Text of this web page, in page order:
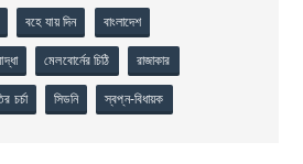
বহে যায় দিন বাংলাদেশ
মেলবোর্নের চিঠি রাজাকার
চর্চা সিডনি স্বপ্ন-বিধায়ক